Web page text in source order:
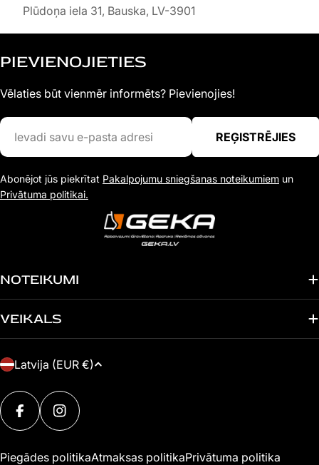
Plūdoņa iela 31, Bauska, LV-3901
NOTEIKUMI
VEIKALS
PIEVIENOJIETIES
Vēlaties būt vienmēr informēts? Pievienojies!
Ievadi
savu
pasta
adresi
REĢISTRĒJIES
Abonējot jūs piekrītat Pakalpojumu sniegšanas noteikumiem un
Privātuma politikai.
V
A
L
S
T
Latvija (EUR €)
Maksājuma
metodes
FACEBOOKINSTAGRAM
Piegādes politikaAtmaksas politikaPrivātuma politika